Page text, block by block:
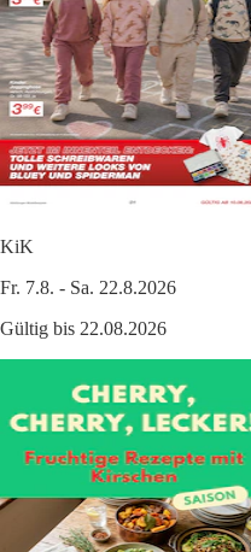
KiK
Fr. 7.8. - Sa. 22.8.2026
Gültig bis 22.08.2026